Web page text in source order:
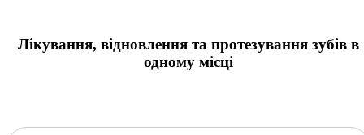
Лікування, відновлення та протезування зубів в
одному місці